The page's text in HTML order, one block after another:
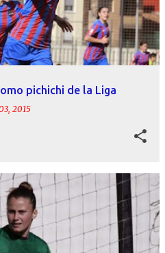
pichichi de la Liga
2015